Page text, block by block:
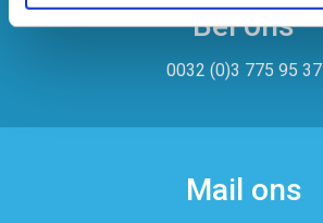
Bel ons
0032 (0)3 775 95 37
Mail ons